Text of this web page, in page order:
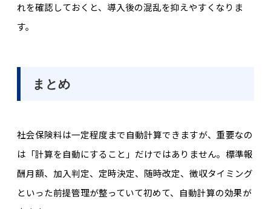
れを確認しておくと、導入後の混乱を抑えやすくなりま
す。
まとめ
社会保険料は一定程度まで自動計算できますが、重要なの
は「計算を自動にすること」だけではありません。標準報
酬月額、加入判定、定時決定、随時改定、徴収タイミング
といった前提管理が整っていて初めて、自動計算の効果が